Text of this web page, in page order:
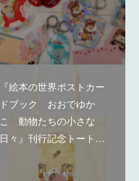
『絵本の世界ポストカー
ドブック おおでゆか
こ 動物たちの小さな
日々』刊行記念トート…